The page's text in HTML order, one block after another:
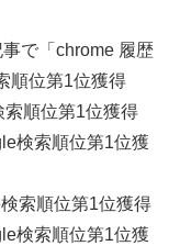
で「chrome 履歴
順位第1位獲得
索順位第1位獲得
検索順位第1位獲
索順位第1位獲得
検索順位第1位獲